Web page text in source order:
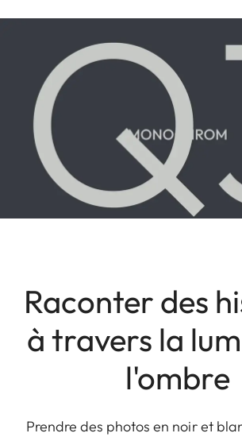
Raconter des
à travers la
l'ombre
Prendre des photos en noir et